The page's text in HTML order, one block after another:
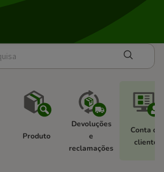
Produto
Devoluções
e
reclamações
Conta de
cliente